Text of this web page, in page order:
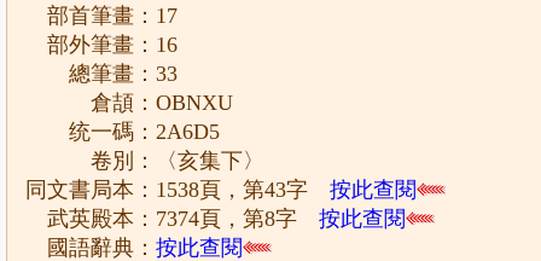
部首筆畫：17
部外筆畫：16
總筆畫：33
倉頡：OBNXU
统一碼：2A6D5
卷別：〈亥集下〉
同文書局本：1538頁，第43字按此查閱
武英殿本：7374頁，第8字按此查閱
國語辭典：按此查閱